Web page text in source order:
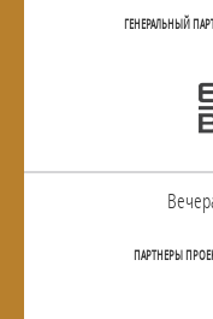
ГЕНЕРАЛЬНЫЙ
ПАРТНЕРЫ